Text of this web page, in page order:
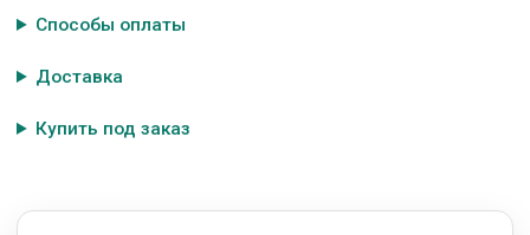
Способы оплаты
Доставка
Купить под заказ